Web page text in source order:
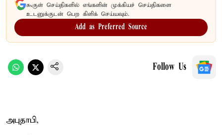
கூகுள் செய்திகளில் எங்களின் முக்கியச் செய்திகளை
உடனுக்குடன் பெற கிளிக் செய்யவும்.
Add as Preferred Source
Follow Us
அபுதாபி,